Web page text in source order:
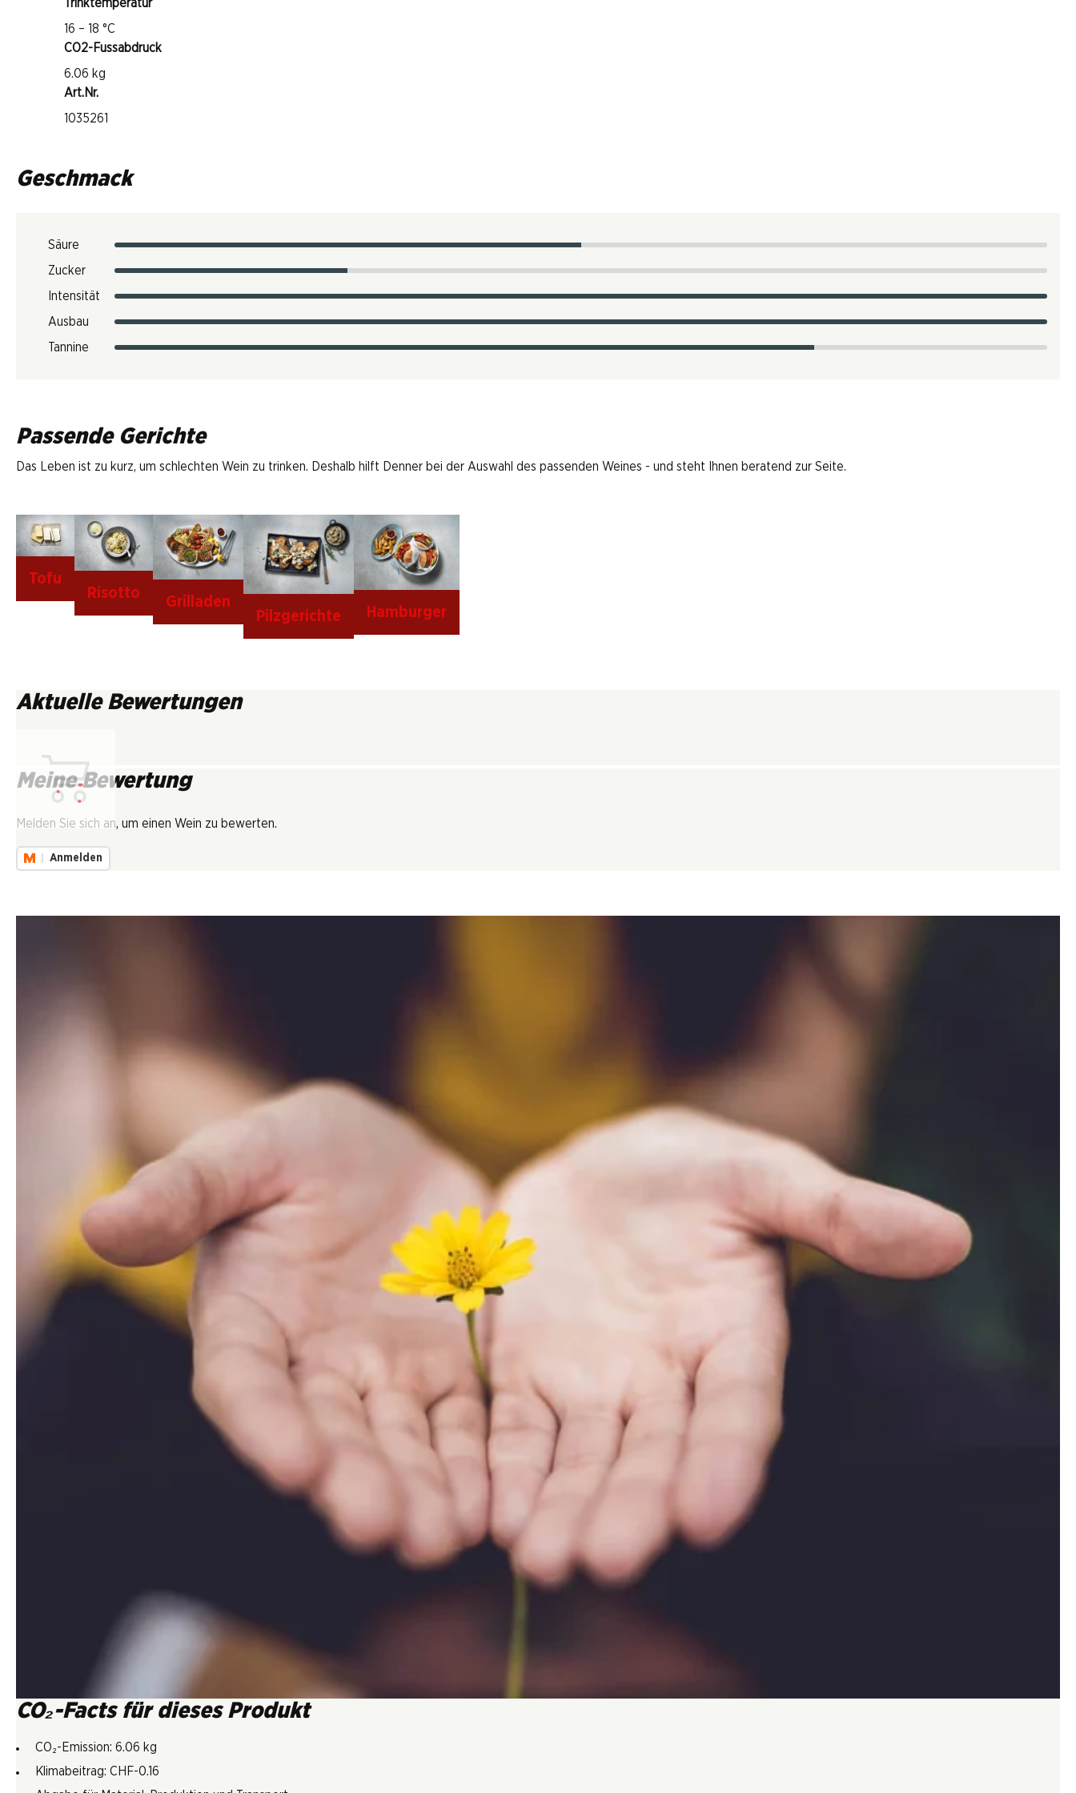
Trinktemperatur
16 – 18 °C
CO2-Fussabdruck
6.06 kg
Art.Nr.
1035261
Geschmack
Säure
Zucker
Intensität
Ausbau
Tannine
Passende Gerichte
Das Leben ist zu kurz, um schlechten Wein zu trinken. Deshalb hilft Denner bei der Auswahl des passenden Weines - und steht Ihnen beratend zur Seite.
Tofu
Risotto
Grilladen
Pilzgerichte
Hamburger
Aktuelle Bewertungen
Meine Bewertung
Melden Sie sich an, um einen Wein zu bewerten.
Anmelden
CO₂-Facts für dieses Produkt
CO₂-Emission: 6.06 kg
Klimabeitrag: CHF-0.16